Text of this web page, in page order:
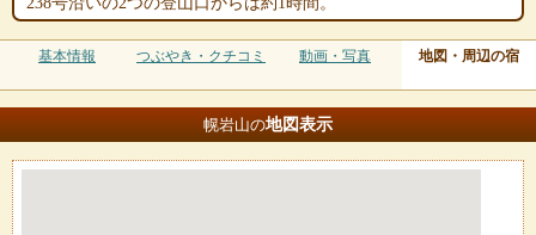
基本情報 つぶやき・クチコミ 動画・写真 地図・周辺の宿
幌岩山の地図表示